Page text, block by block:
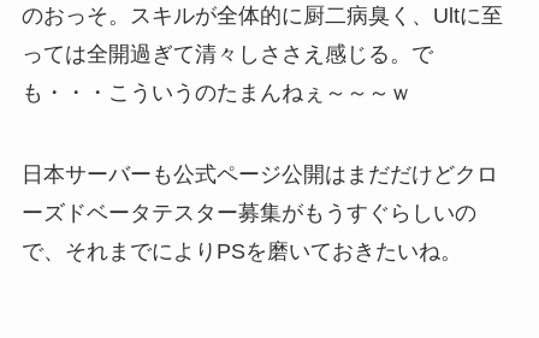
のおっそ。スキルが全体的に厨二病臭く、Ultに至
っては全開過ぎて清々しささえ感じる。で
も・・・こういうのたまんねぇ～～～ｗ
日本サーバーも公式ページ公開はまだだけどクロ
ーズドベータテスター募集がもうすぐらしいの
で、それまでによりPSを磨いておきたいね。